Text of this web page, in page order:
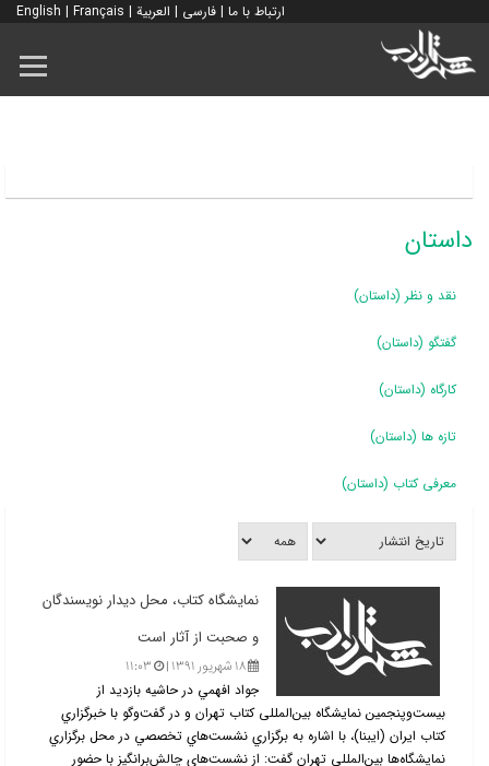
ارتباط با ما | فارسی | العربية |
English | Français
داستان
نقد و نظر (داستان)
گفتگو (داستان)
کارگاه (داستان)
تازه ها (داستان)
معرفی کتاب (داستان)
نمايشگاه كتاب، محل دیدار نويسندگان
و صحبت از آثار است
۱۸ شهریور ۱۳۹۱ | ۱۱:۰۳
جواد افهمي در حاشیه بازدید از
بیست‌وپنجمین نمایشگاه بین‌المللی کتاب تهران و در گفت‌وگو با خبرگزاري
كتاب ايران (ايبنا)، با اشاره به برگزاري نشست‌هاي تخصصي در محل برگزاري
نمايشگاه‌ها بين‌المللي تهران گفت:‌ از نشست‌هاي چالش‌برانگيز با حضور